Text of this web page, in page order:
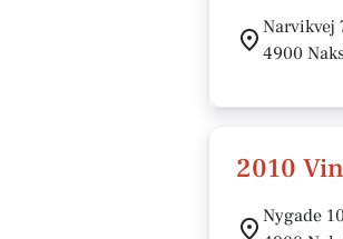
Narvikvej
4900
2010
Nygade